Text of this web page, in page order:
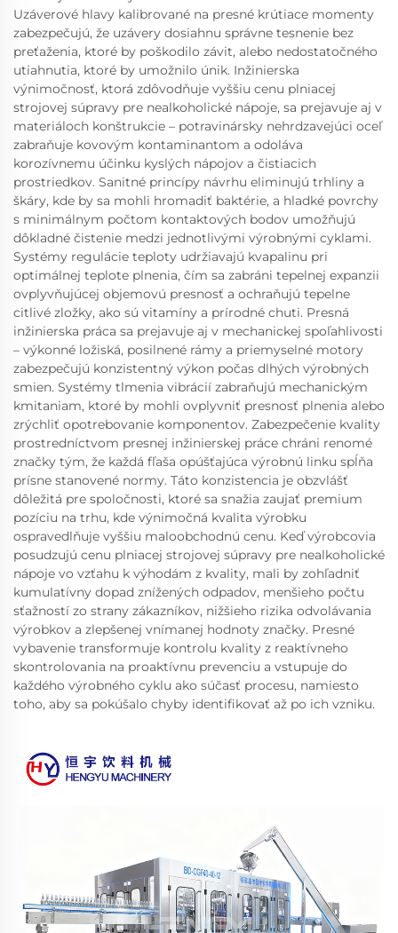
Uzáverové hlavy kalibrované na presné krútiace momenty
zabezpečujú, že uzávery dosiahnu správne tesnenie bez
preťaženia, ktoré by poškodilo závit, alebo nedostatočného
utiahnutia, ktoré by umožnilo únik. Inžinierska
výnimočnosť, ktorá zdôvodňuje vyššiu cenu plniacej
strojovej súpravy pre nealkoholické nápoje, sa prejavuje aj v
materiáloch konštrukcie – potravinársky nehrdzavejúci oceľ
zabraňuje kovovým kontaminantom a odoláva
korozívnemu účinku kyslých nápojov a čistiacich
prostriedkov. Sanitné princípy návrhu eliminujú trhliny a
škáry, kde by sa mohli hromadiť baktérie, a hladké povrchy
s minimálnym počtom kontaktových bodov umožňujú
dôkladné čistenie medzi jednotlivými výrobnými cyklami.
Systémy regulácie teploty udržiavajú kvapalinu pri
optimálnej teplote plnenia, čím sa zabráni tepelnej expanzii
ovplyvňujúcej objemovú presnosť a ochraňujú tepelne
citlivé zložky, ako sú vitamíny a prírodné chuti. Presná
inžinierska práca sa prejavuje aj v mechanickej spoľahlivosti
– výkonné ložiská, posilnené rámy a priemyselné motory
zabezpečujú konzistentný výkon počas dlhých výrobných
smien. Systémy tlmenia vibrácií zabraňujú mechanickým
kmitaniam, ktoré by mohli ovplyvniť presnosť plnenia alebo
zrýchliť opotrebovanie komponentov. Zabezpečenie kvality
prostredníctvom presnej inžinierskej práce chráni renomé
značky tým, že každá fľaša opúšťajúca výrobnú linku spĺňa
prísne stanovené normy. Táto konzistencia je obzvlášť
dôležitá pre spoločnosti, ktoré sa snažia zaujať premium
pozíciu na trhu, kde výnimočná kvalita výrobku
ospravedlňuje vyššiu maloobchodnú cenu. Keď výrobcovia
posudzujú cenu plniacej strojovej súpravy pre nealkoholické
nápoje vo vzťahu k výhodám z kvality, mali by zohľadniť
kumulatívny dopad znížených odpadov, menšieho počtu
sťažností zo strany zákazníkov, nižšieho rizika odvolávania
výrobkov a zlepšenej vnímanej hodnoty značky. Presné
vybavenie transformuje kontrolu kvality z reaktívneho
skontrolovania na proaktívnu prevenciu a vstupuje do
každého výrobného cyklu ako súčasť procesu, namiesto
toho, aby sa pokúšalo chyby identifikovať až po ich vzniku.